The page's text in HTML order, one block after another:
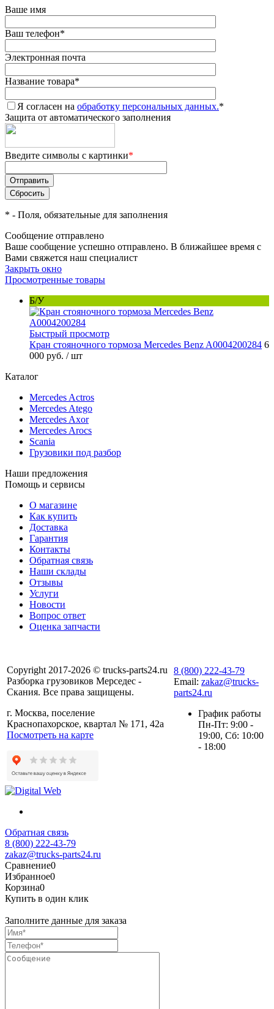
Ваше имя
Ваш телефон*
Электронная почта
Название товара*
Я согласен на обработку персональных данных.*
Защита от автоматического заполнения
Введите символы с картинки*
* - Поля, обязательные для заполнения
Сообщение отправлено
Ваше сообщение успешно отправлено. В ближайшее время с
Вами свяжется наш специалист
Закрыть окно
Просмотренные товары
Б/У
Быстрый просмотр
Кран стояночного тормоза Mercedes Benz A0004200284 6
000 руб. / шт
Каталог
Mercedes Actros
Mercedes Atego
Mercedes Axor
Mercedes Arocs
Scania
Грузовики под разбор
Наши предложения
Помощь и сервисы
О магазине
Как купить
Доставка
Гарантия
Контакты
Обратная связь
Наши склады
Отзывы
Услуги
Новости
Вопрос ответ
Оценка запчасти
Copyright 2017-2026 © trucks-parts24.ru
Разборка грузовиков Мерседес -
Скания. Все права защищены.
г. Москва, поселение
Краснопахорское, квартал № 171, 42а
Посмотреть на карте
8 (800) 222-43-79
Email: zakaz@trucks-
parts24.ru
График работы
Пн-Пт: 9:00 -
19:00, Сб: 10:00
- 18:00
Обратная связь
8 (800) 222-43-79
zakaz@trucks-parts24.ru
Сравнение0
Избранное0
Корзина0
Купить в один клик
Заполните данные для заказа